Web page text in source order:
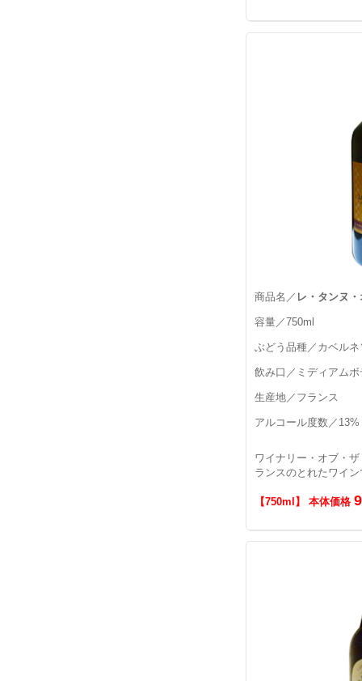
商品名／ レ・タンヌ
容量／750ml
ぶどう品種／カベル
飲み口／ミディアムボ
生産地／フランス
アルコール度数／13%
ワイナリー・オブ・
ランスのとれたワイ
【750ml】 本体価格